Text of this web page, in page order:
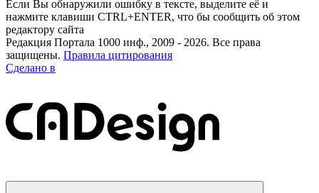
Если Вы обнаружили ошибку в тексте, выделите её и
нажмите клавиши CTRL+ENTER, что бы сообщить об этом
редактору сайта
Редакция Портала 1000 инф., 2009 - 2026. Все права
защищены. Правила цитирования
Сделано в